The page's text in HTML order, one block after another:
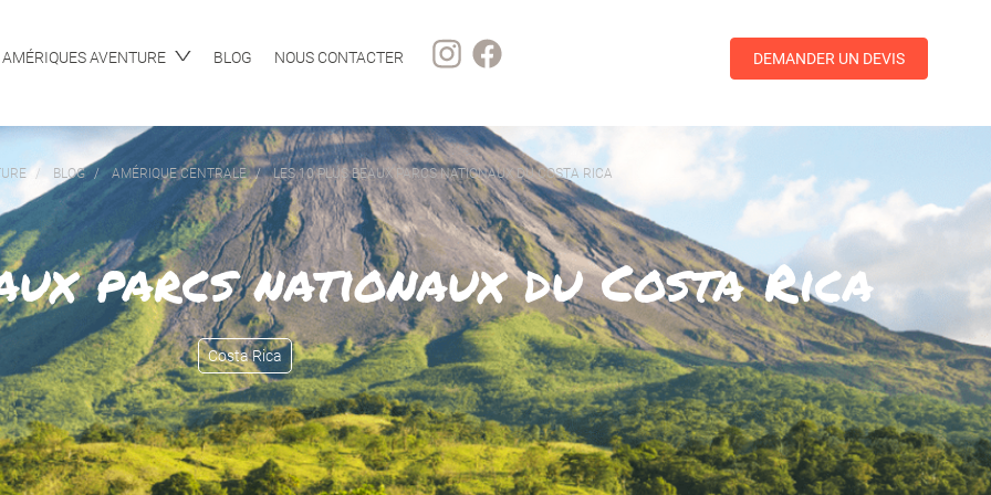
AMÉRIQUES AVENTURE BLOG NOUS CONTACTER DEMANDER UN DEVIS
BLOG AMÉRIQUE CENTRALE LES 10 PLUS BEAUX PARCS NATIONAUX DU COSTA RICA
parcs nationaux du Costa Rica
Costa Rica